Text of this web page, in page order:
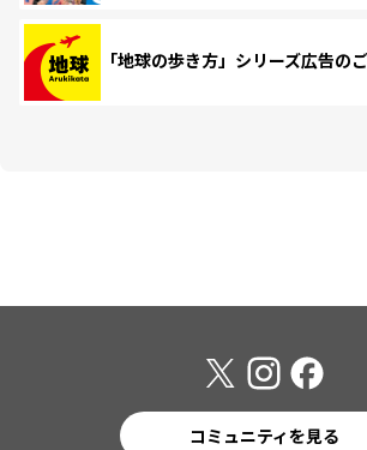
「地球の歩き方」シリーズ広告の
コミュニティを見る